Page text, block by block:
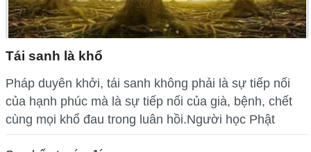
Tái sanh là khổ
Pháp duyên khởi, tái sanh không phải là sự tiếp nối
của hạnh phúc mà là sự tiếp nối của già, bệnh, chết
cùng mọi khổ đau trong luân hồi.Người học Phật